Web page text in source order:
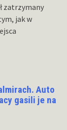
zatrzymany
jak w
Auto
gasili je na